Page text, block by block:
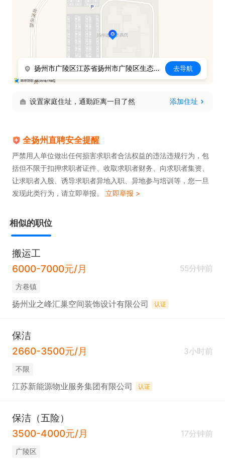
扬州市广陵区江苏省扬州市广陵区生态科技新城泰安镇凤凰岛路临699号 去导航
设置家庭住址，通勤距离一目了然 添加住址
全扬州直聘安全提醒
严禁用人单位做出任何损害求职者合法权益的违法违规行为，包
括但不限于扣押求职者证件、收取求职者财务、向求职者集资、
让求职者入股、诱导求职者异地入职、异地参与培训等，您一旦
发现此类行为，请立即举报。 立即举报 >
相似的职位
搬运工
6000-7000元/月
55分钟前
方巷镇
扬州业之峰汇巢空间装饰设计有限公司 认证
保洁
2660-3500元/月
3小时前
不限
江苏新能源物业服务集团有限公司 认证
保洁（五险）
3500-4000元/月
17分钟前
广陵区